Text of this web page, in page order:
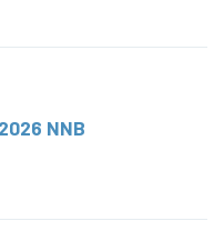
NNB